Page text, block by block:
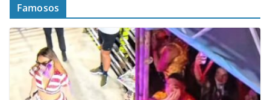
Famosos